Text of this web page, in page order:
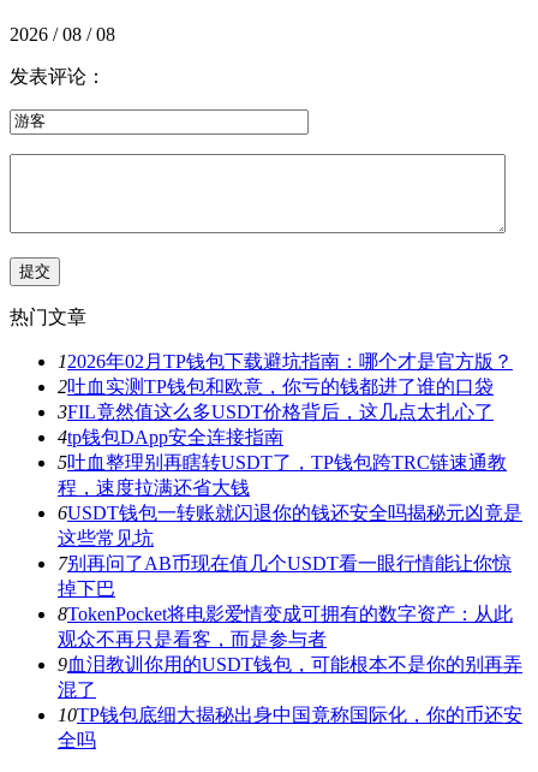
2026 / 08 / 08
发表评论：
热门文章
12026年02月TP钱包下载避坑指南：哪个才是官方版？
2吐血实测TP钱包和欧意，你亏的钱都进了谁的口袋
3FIL竟然值这么多USDT价格背后，这几点太扎心了
4tp钱包DApp安全连接指南
5吐血整理别再瞎转USDT了，TP钱包跨TRC链速通教
程，速度拉满还省大钱
6USDT钱包一转账就闪退你的钱还安全吗揭秘元凶竟是
这些常见坑
7别再问了AB币现在值几个USDT看一眼行情能让你惊
掉下巴
8TokenPocket将电影爱情变成可拥有的数字资产：从此
观众不再只是看客，而是参与者
9血泪教训你用的USDT钱包，可能根本不是你的别再弄
混了
10TP钱包底细大揭秘出身中国竟称国际化，你的币还安
全吗